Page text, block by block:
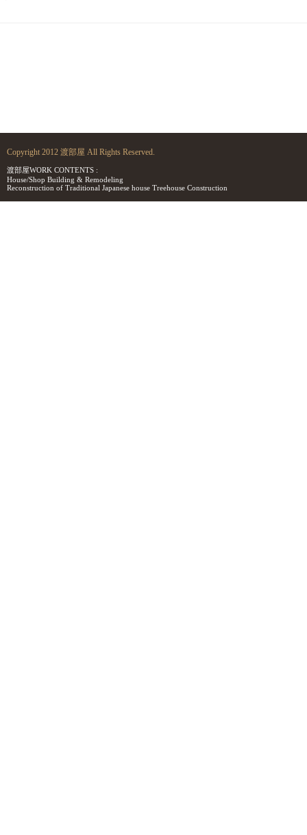
Copyright 2012 渡部屋 All Rights Reserved.
渡部屋WORK CONTENTS :
House/Shop Building & Remodeling
Reconstruction of Traditional Japanese house Treehouse Construction